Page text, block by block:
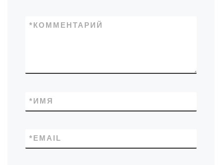
КОММЕНТАРИЙ
*
ИМЯ
*
EMAIL
*